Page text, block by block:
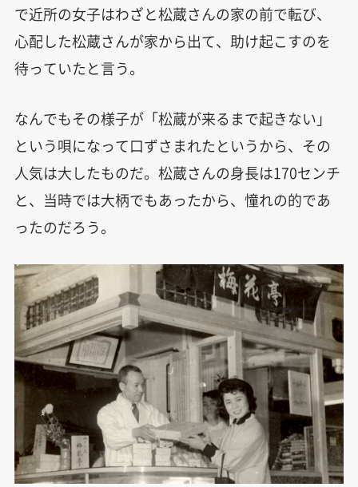
で近所の女子はわざと松蔵さんの家の前で転び、
心配した松蔵さんが家から出て、助け起こすのを
待っていたと言う。
なんでもその様子が「松蔵が来るまで起きない」
という唄になって口ずさまれたというから、その
人気は大したものだ。松蔵さんの身長は170センチ
と、当時では大柄でもあったから、憧れの的であ
ったのだろう。